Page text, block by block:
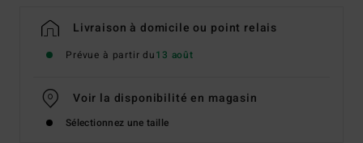
Livraison à domicile ou point relais
Prévue à partir du13 août
Voir la disponibilité en magasin
Sélectionnez une taille